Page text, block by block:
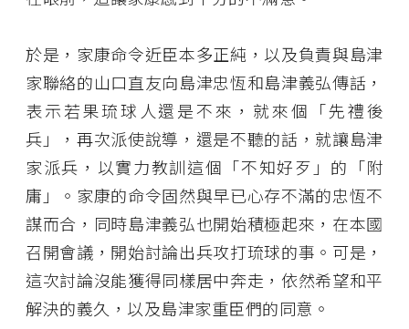
於是，家康命令近臣本多正純，以及負責與島津
家聯絡的山口直友向島津忠恆和島津義弘傳話，
表示若果琉球人還是不來，就來個「先禮後
兵」，再次派使說導，還是不聽的話，就讓島津
家派兵，以實力教訓這個「不知好歹」的「附
庸」。家康的命令固然與早已心存不滿的忠恆不
謀而合，同時島津義弘也開始積極起來，在本國
召開會議，開始討論出兵攻打琉球的事。可是，
這次討論沒能獲得同樣居中奔走，依然希望和平
解決的義久，以及島津家重臣們的同意。